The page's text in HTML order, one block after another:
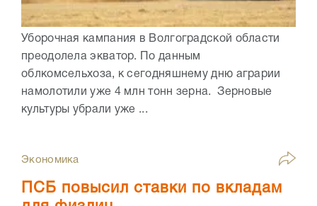
Уборочная кампания в Волгоградской области
преодолела экватор. По данным
облкомсельхоза, к сегодняшнему дню аграрии
намолотили уже 4 млн тонн зерна. Зерновые
культуры убрали уже ...
Экономика
ПСБ повысил ставки по вкладам